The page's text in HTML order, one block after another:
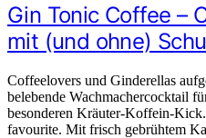
Gin Tonic Coffee –
mit (und ohne)
Coffeelovers und Ginderellas
belebende Wachmachercocktail
besonderen Kräuter-Koffein-
favourite. Mit frisch gebrühtem